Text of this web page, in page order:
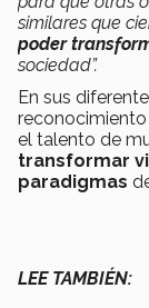
similares que
poder
sociedad”.
En sus
el talento de
transformar
paradigmas
LEE TAMBIÉN: